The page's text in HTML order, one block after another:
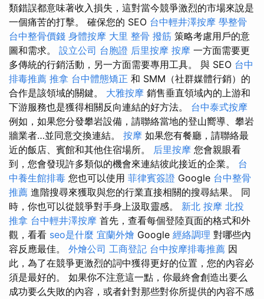
類錯誤都意味著收入損失，這對當今競爭激烈的市場來說是
一個痛苦的打擊。 確保您的 SEO 台中輕井澤按摩 學整骨
台中整骨價錢 身體按摩 大里 整骨 撥筋 策略考慮用戶的意
圖和需求。 設立公司 台胞證 后里按摩 按摩 一方面需要更
多傳統的行銷活動，另一方面需要專用工具。 與 SEO 台中
排毒推薦 推拿 台中體態矯正 和 SMM（社群媒體行銷）的
合作是該領域的關鍵。 大雅按摩 銷售垂直領域內的上游和
下游服務也是獲得相關反向連結的好方法。 台中泰式按摩
例如，如果您分發攀岩設備，請聯絡當地的登山嚮導、攀岩
牆業者…並同意交換連結。 按摩 如果您有餐廳，請聯絡最
近的飯店、賓館和其他住宿場所。 后里按摩 您會親眼看
到，您會發現許多類似的機會來連結彼此接近的企業。 台
中養生館排毒 您也可以使用 菲律賓簽證 Google 台中整骨
推薦 進階搜尋來獲取與您的行業直接相關的搜尋結果。 同
時，你也可以從競爭對手身上汲取靈感。 新北 按摩 北投
推拿 台中輕井澤按摩 首先，查看每個登陸頁面的格式和外
觀，看看 seo是什麼 宜蘭外燴 Google 經絡調理 對哪些內
容反應最佳。 外燴公司 工商登記 台中按摩排毒推薦 因
此，為了在競爭更激烈的詞中獲得更好的位置，您的內容必
須是最好的。 如果你不注意這一點，你最終會創造出要么
成功要么失敗的內容，或者針對那些對你所提供的內容不感